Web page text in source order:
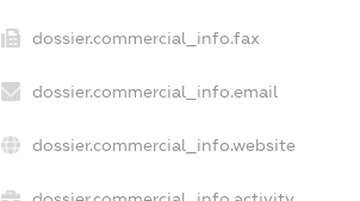
dossier.commercial_info.fax
dossier.commercial_info.email
dossier.commercial_info.website